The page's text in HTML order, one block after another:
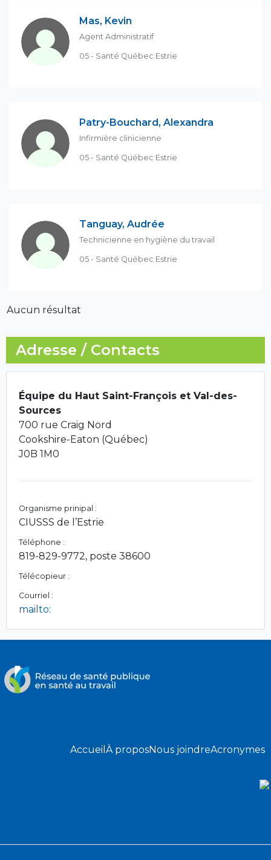
Mas, Kevin
Agent Administratif
05 - Santé Québec Estrie
Patry-Bouchard, Alexandra
Infirmière clinicienne
05 - Santé Québec Estrie
Tanguay, Audrée
Technicienne en hygiène du travail
05 - Santé Québec Estrie
Aucun résultat
Adresse / Contacts
Équipe du Haut Saint-François et Val-des-
Sources
700 rue Craig Nord
Cookshire-Eaton (Québec)
J0B 1M0
Organisme prinipal :
CIUSSS de l’Estrie
Téléphone :
819-829-9772, poste 38600
Télécopieur :
Courriel :
mailto:
Accueil À proposNous joindreAcronymes